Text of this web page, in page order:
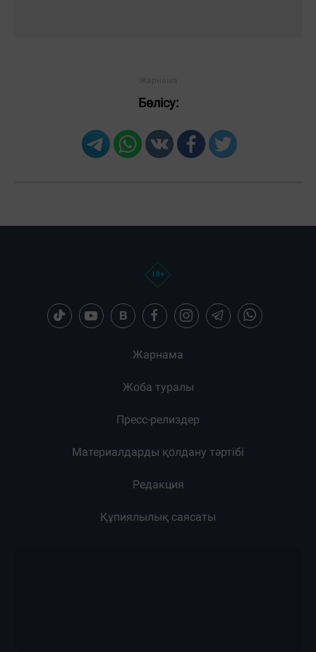
Бөлісу:
Жарнама
Жоба туралы
Пресс-релиздер
Материалдарды қолдану тәртібі
Редакция
Құпиялылық саясаты